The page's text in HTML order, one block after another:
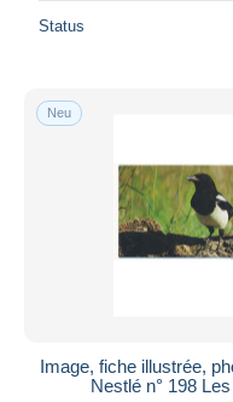
Status
Neu
Image, fiche illustrée,
Nestlé n° 198